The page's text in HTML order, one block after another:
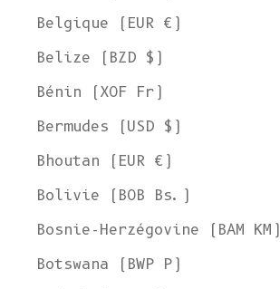
Belgique (EUR €)
Belize (BZD $)
Bénin (XOF Fr)
Bermudes (USD $)
Bhoutan (EUR €)
Bolivie (BOB Bs.)
Bosnie-Herzégovine (BAM КМ)
Botswana (BWP P)